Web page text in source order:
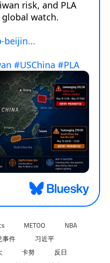
METOO
NBA
事件
习近平
卡努
反日